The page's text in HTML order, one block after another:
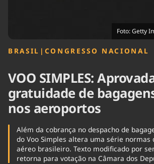
Foto: Getty
BRASIL | CONGRESSO NACIONAL
VOO SIMPLES:
gratuidade de
nos aeroportos
Além da cobrança no despacho de
do Voo Simples altera uma série normas
aéreo brasileiro. Texto modificado por
retorna para votação na Câmara dos